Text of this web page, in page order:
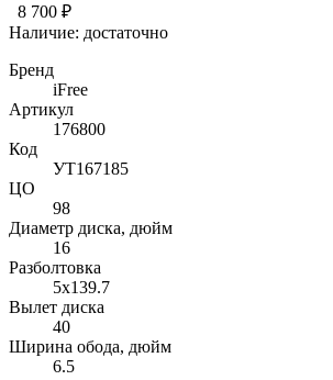
8 700 ₽
Наличие: достаточно
Бренд
iFree
Артикул
176800
Код
УТ167185
ЦО
98
Диаметр диска, дюйм
16
Разболтовка
5x139.7
Вылет диска
40
Ширина обода, дюйм
6.5